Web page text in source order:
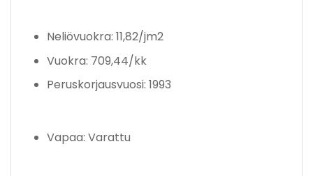
Neliövuokra: 11,82/jm2
Vuokra: 709,44/kk
Peruskorjausvuosi: 1993
Vapaa: Varattu